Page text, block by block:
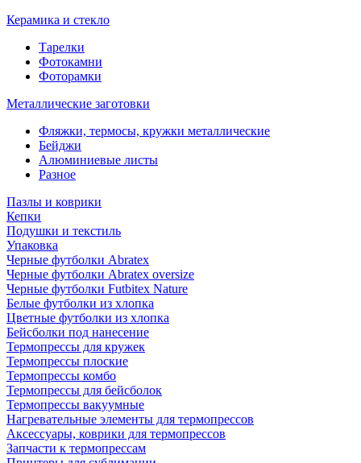
Керамика и стекло
Тарелки
Фотокамни
Фоторамки
Металлические заготовки
Фляжки, термосы, кружки металлические
Бейджи
Алюминиевые листы
Разное
Пазлы и коврики
Кепки
Подушки и текстиль
Упаковка
Черные футболки Abratex
Черные футболки Abratex oversize
Черные футболки Futbitex Nature
Белые футболки из хлопка
Цветные футболки из хлопка
Бейсболки под нанесение
Термопрессы для кружек
Термопрессы плоские
Термопрессы комбо
Термопрессы для бейсболок
Термопрессы вакуумные
Нагревательные элементы для термопрессов
Аксессуары, коврики для термопрессов
Запчасти к термопрессам